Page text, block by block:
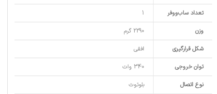
تعداد ساب‌ووفر 1
وزن 2290 گرم
شکل قرارگیری افقی
توان خروجی 340 وات
نوع اتصال بلوتوث